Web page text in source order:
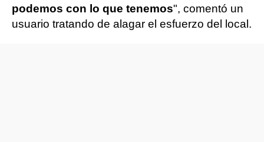
podemos con lo que tenemos", comentó un
usuario tratando de alagar el esfuerzo del local.